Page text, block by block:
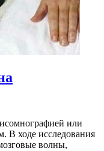
или
В ходе исследования
волны,